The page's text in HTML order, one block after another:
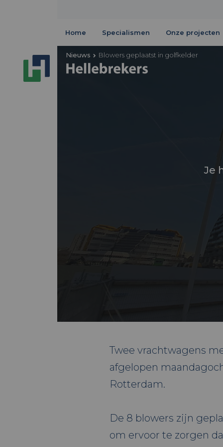
Home Specialismen Onze projecten
Nieuws Blowers geplaatst in golfkelder
Je
Twee vrachtwagens
afgelopen
Rotterdam.
De 8 blowers zijn
om ervoor te zorgen